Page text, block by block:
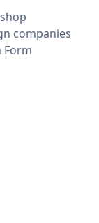
companies
Form